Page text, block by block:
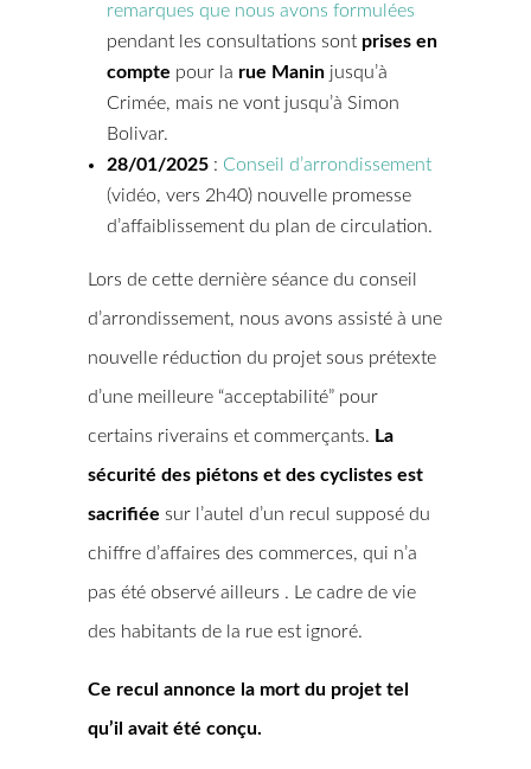
remarques que nous avons formulées
pendant les consultations sont prises en
compte pour la rue Manin jusqu’à
Crimée, mais ne vont jusqu’à Simon
Bolivar.
28/01/2025 : Conseil d’arrondissement
(vidéo, vers 2h40) nouvelle promesse
d’affaiblissement du plan de circulation.
Lors de cette dernière séance du conseil
d’arrondissement, nous avons assisté à une
nouvelle réduction du projet sous prétexte
d’une meilleure “acceptabilité” pour
certains riverains et commerçants. La
sécurité des piétons et des cyclistes est
sacrifiée sur l’autel d’un recul supposé du
chiffre d’affaires des commerces, qui n’a
pas été observé ailleurs . Le cadre de vie
des habitants de la rue est ignoré.
Ce recul annonce la mort du projet tel
qu’il avait été conçu.